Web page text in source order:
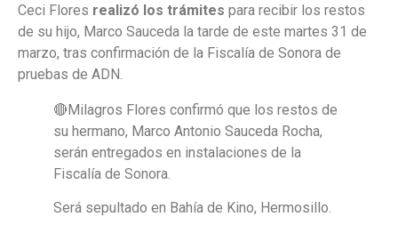
Ceci Flores realizó los trámites para recibir los restos
de su hijo, Marco Sauceda la tarde de este martes 31 de
marzo, tras confirmación de la Fiscalía de Sonora de
pruebas de ADN.
🔴Milagros Flores confirmó que los restos de
su hermano, Marco Antonio Sauceda Rocha,
serán entregados en instalaciones de la
Fiscalía de Sonora.
Será sepultado en Bahía de Kino, Hermosillo.